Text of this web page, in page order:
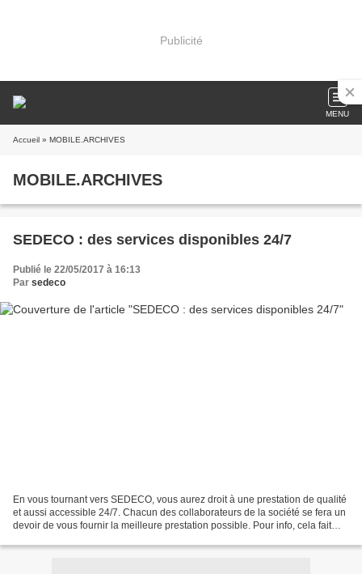
Publicité
MENU
Accueil » MOBILE.ARCHIVES
MOBILE.ARCHIVES
SEDECO : des services disponibles 24/7
Publié le 22/05/2017 à 16:13
Par sedeco
En vous tournant vers SEDECO, vous aurez droit à une prestation de qualité
et aussi accessible 24/7. Chacun des collaborateurs de la société se fera un
devoir de vous fournir la meilleure prestation possible. Pour info, cela fait